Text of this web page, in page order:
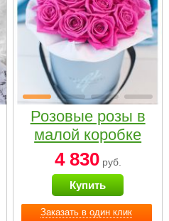
Заказать в один клик
Розовые розы в
малой коробке
4 830руб.
Купить